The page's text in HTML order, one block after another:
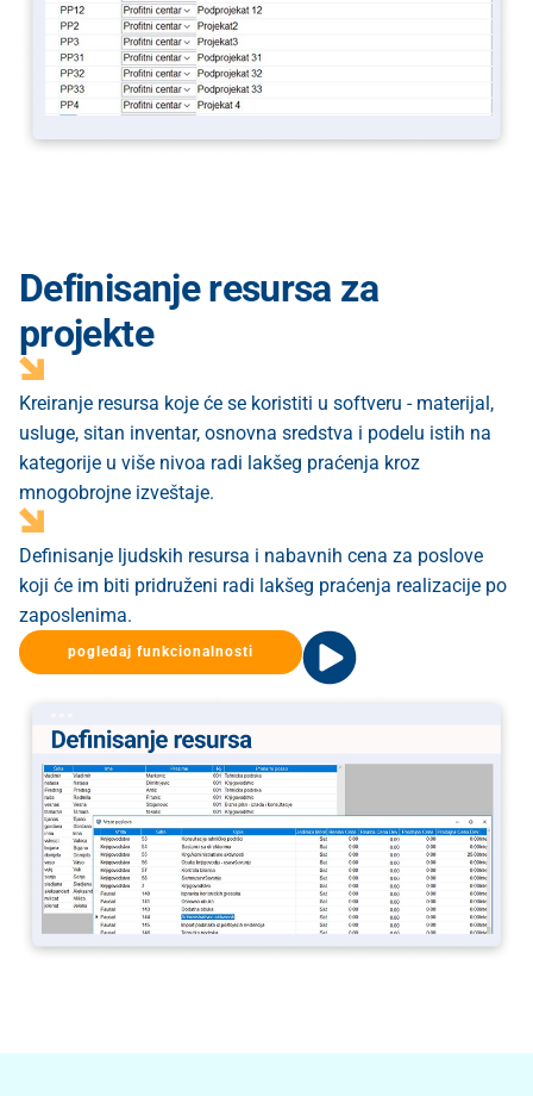
Definisanje resursa za
projekte
Kreiranje resursa koje će se koristiti u softveru - materijal,
usluge, sitan inventar, osnovna sredstva i podelu istih na
kategorije u više nivoa radi lakšeg praćenja kroz
mnogobrojne izveštaje.
Definisanje ljudskih resursa i nabavnih cena za poslove
koji će im biti pridruženi radi lakšeg praćenja realizacije po
zaposlenima.
pogledaj funkcionalnosti